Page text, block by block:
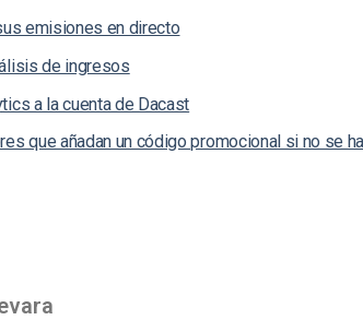
emisiones en directo
de ingresos
a la cuenta de Dacast
que añadan un código promocional si no se